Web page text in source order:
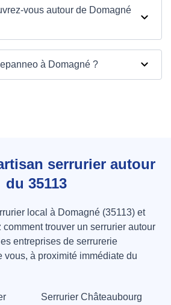
vous autour de Domagné
à Domagné ?
serrurier autour
du 35113
local à Domagné (35113) et
trouver un serrurier autour
entreprises de serrurerie
vous, à proximité immédiate du
Serrurier Châteaubourg